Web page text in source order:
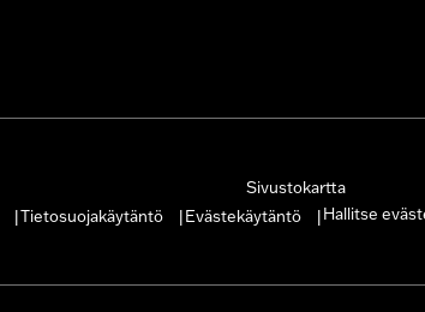
Sivustokartta
Tietosuojakäytäntö Evästekäytäntö Hallitse